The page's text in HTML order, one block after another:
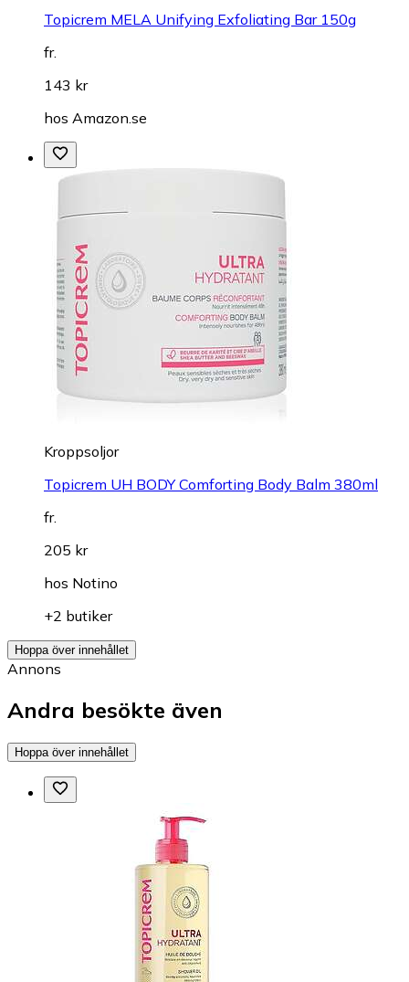
Topicrem MELA Unifying Exfoliating Bar 150g
fr.
143 kr
hos Amazon.se
Kroppsoljor
Topicrem UH BODY Comforting Body Balm 380ml
fr.
205 kr
hos Notino
+2 butiker
Hoppa över innehållet
Annons
Andra besökte även
Hoppa över innehållet